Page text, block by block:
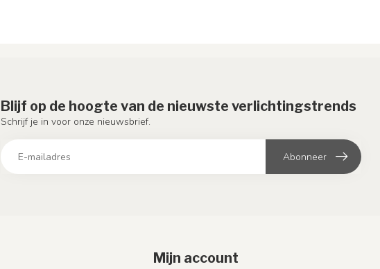
Blijf op de hoogte van de nieuwste verlichtingstrends
Schrijf je in voor onze nieuwsbrief.
Abonneer
Mijn account